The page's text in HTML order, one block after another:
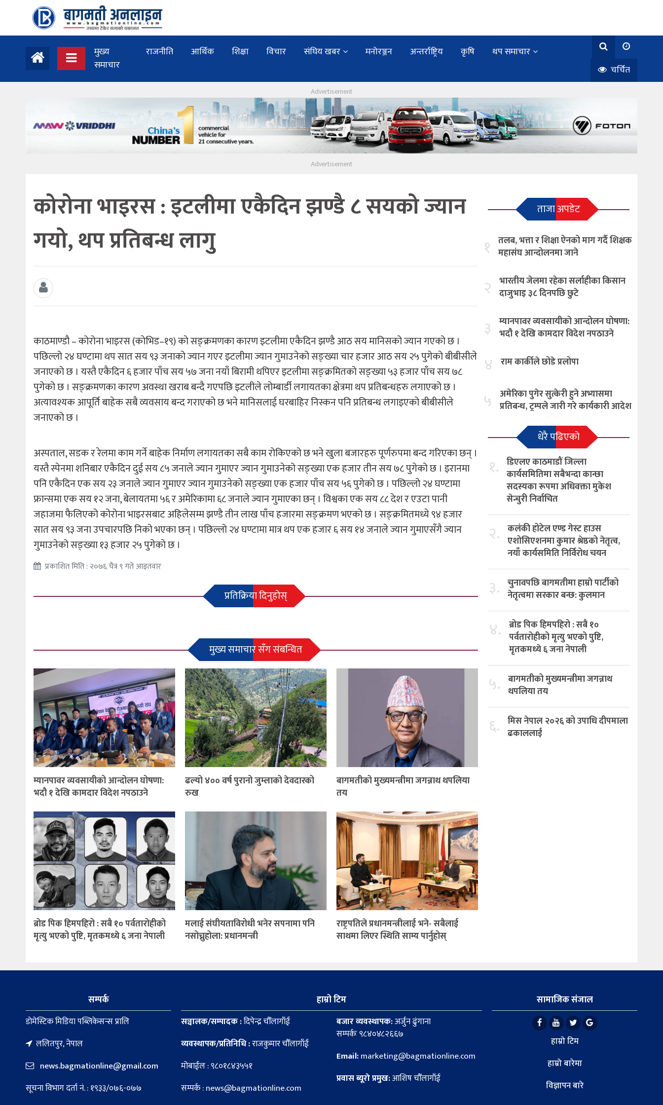
मुख्य
समाचार
राजनीति आर्थिक शिक्षा विचार संघिय खबर मनोरञ्जन अन्तर्राष्ट्रिय कृषि
थप समाचार
चर्चित
कोरोना भाइरस : इटलीमा एकैदिन झण्डै ८ सयको ज्यान
गयो, थप प्रतिबन्ध लागु
काठमाण्डाै – कोरोना भाइरस (काेभिड–१९) काे सङ्क्रमणका कारण इटलीमा एकैदिन झण्डै आठ सय मानिसको ज्यान गएको छ ।
पछिल्लो २४ घण्टामा थप सात सय ९३ जनाको ज्यान गएर इटलीमा ज्यान गुमाउनेको सङ्ख्या चार हजार आठ सय २५ पुगेको बीबीसीले
जनाएको छ । यस्तै एकैदिन ६ हजार पाँच सय ५७ जना नयाँ बिरामी थपिएर इटलीमा सङ्क्रमितको सङ्ख्या ५३ हजार पाँच सय ७८
पुगेको छ । सङ्क्रमणका कारण अवस्था खराब बन्दै गएपछि इटलीले लोम्बार्डी लगायतका क्षेत्रमा थप प्रतिबन्धहरु लगाएको छ ।
अत्यावश्यक आपूर्ति बाहेक सबै व्यवसाय बन्द गराएको छ भने मानिसलाई घरबाहिर निस्कन पनि प्रतिबन्ध लगाइएको बीबीसीले
जनाएको छ ।
अस्पताल, सडक र रेलमा काम गर्ने बाहेक निर्माण लगायतका सबै काम रोकिएको छ भने खुला बजारहरु पूर्णरुपमा बन्द गरिएका छन् ।
यस्तै स्पेनमा शनिबार एकैदिन दुई सय ८५ जनाले ज्यान गुमाएर ज्यान गुमाउनेको सङ्ख्या एक हजार तीन सय ७८ पुगेको छ । इरानमा
पनि एकैदिन एक सय २३ जनाले ज्यान गुमाएर ज्यान गुमाउनेको सङ्ख्या एक हजार पाँच सय ५६ पुगेको छ । पछिल्लो २४ घण्टामा
फ्रान्समा एक सय १२ जना, बेलायतमा ५६ र अमेरिकामा ६८ जनाले ज्यान गुमाएका छन् । विश्वका एक सय ८८ देश र एउटा पानी
जहाजमा फैलिएको कोरोना भाइरसबाट अहिलेसम्म झण्डै तीन लाख पाँच हजारमा सङ्क्रमण भएको छ । सङ्क्रमितमध्ये ९४ हजार
सात सय ९३ जना उपचारपछि निको भएका छन् । पछिल्लो २४ घण्टामा मात्र थप एक हजार ६ सय १४ जनाले ज्यान गुमाएसँगै ज्यान
गुमाउनेको सङ्ख्या १३ हजार २५ पुगेकाे छ ।
प्रकाशित मिति : २०७६ चैत्र ९ गते आइतवार
प्रतिक्रिया दिनुहोस्
मुख्य समाचार सँग संबन्धित
म्यानपावर व्यवसायीको आन्दोलन घोषणा:
भदौ १ देखि कामदार विदेश नपठाउने
ढल्यो ४०० वर्ष पुरानो जुम्लाको देवदारको
रुख
बागमतीको मुख्यमन्त्रीमा जगन्नाथ थपलिया
तय
ब्रोड पिक हिमपहिरो : सबै १० पर्वतारोहीको
मृत्यु भएको पुष्टि, मृतकमध्ये ६ जना नेपाली
मलाई संघीयताविरोधी भनेर सपनामा पनि
नसोच्नुहोला: प्रधानमन्त्री
राष्ट्रपतिले प्रधानमन्त्रीलाई भने- सबैलाई
साथमा लिएर स्थिति साम्य पार्नुहोस्
ताजा अपडेट
१ तलब, भत्ता र शिक्षा ऐनको माग गर्दै शिक्षक
महासंघ आन्दोलनमा जाने
२ भारतीय जेलमा रहेका सर्लाहीका किसान
दाजुभाइ ३८ दिनपछि छुटे
३ म्यानपावर व्यवसायीको आन्दोलन घोषणा:
भदौ १ देखि कामदार विदेश नपठाउने
४ राम कार्कीले छोडे प्रलोपा
५ अमेरिका पुगेर सुत्केरी हुने अभ्यासमा
प्रतिबन्ध, ट्रम्पले जारी गरे कार्यकारी आदेश
धेरै पढिएको
१. डिएलए काठमाडौं जिल्ला
कार्यसमितिमा सबैभन्दा कान्छा
सदस्यका रूपमा अधिवक्ता मुकेश
सेन्चुरी निर्वाचित
२. कलंकी होटेल एण्ड गेस्ट हाउस
एशोसिएशनमा कुमार श्रेष्ठको नेतृत्व,
नयाँ कार्यसमिति निर्विरोध चयन
३. चुनावपछि बागमतीमा हाम्राे पार्टीको
नेतृत्वमा सरकार बन्छ: कुलमान
४. ब्रोड पिक हिमपहिरो : सबै १०
पर्वतारोहीको मृत्यु भएको पुष्टि,
मृतकमध्ये ६ जना नेपाली
५. बागमतीको मुख्यमन्त्रीमा जगन्नाथ
थपलिया तय
६. मिस नेपाल २०२६ को उपाधि दीपमाला
ढकाललाई
सम्पर्क
डाेमेस्टिक मिडिया पब्लिकेसन्स प्रालि
ललितपुर, नेपाल
news.bagmationline@gmail.com
सूचना विभाग दर्ता नं. : १९३३/०७६-०७७
हाम्रो टिम
सञ्चालक/सम्पादक :दिपेन्द्र चौँलागाँई
व्यवस्थापक/प्रतिनिधि :राजकुमार चौँलागाँई
मोबाईल : ९८०१८४३५५१
सम्पर्क : news@bagmationline.com
बजार व्यवस्थापक:अर्जुन ढुंगाना
सम्पर्कः ९८४०४८२६६७
Email:marketing@bagmationline.com
प्रवास ब्यूरो प्रमुख:आशिष चौँलागाँई
सामाजिक संजाल
हाम्रो टिम
हाम्रो बारेमा
विज्ञापन बारे